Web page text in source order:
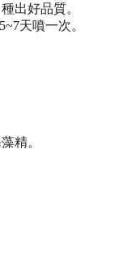
出好品質。
天噴一次。
精。